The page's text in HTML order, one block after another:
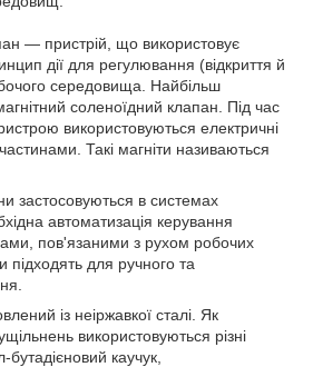
— пристрій, що використовує
дії для регулювання (відкриття й
середовища. Найбільш
соленоїдний клапан. Під час
використовуються електричні
Такі магніти називаються
застосовуються в системах
автоматизація керування
пов'язаними з рухом робочих
для ручного та
із неіржавкої сталі. Як
використовуються різні
каучук,